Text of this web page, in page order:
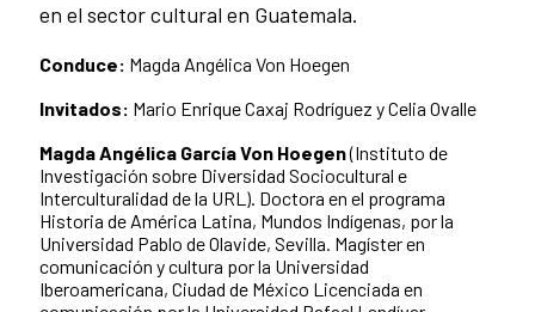
en el sector cultural en Guatemala.
Conduce: Magda Angélica Von Hoegen
Invitados: Mario Enrique Caxaj Rodríguez y Celia Ovalle
Magda Angélica García Von Hoegen(Instituto de
Investigación sobre Diversidad Sociocultural e
Interculturalidad de la URL). Doctora en el programa
Historia de América Latina, Mundos Indígenas, por la
Universidad Pablo de Olavide, Sevilla. Magíster en
comunicación y cultura por la Universidad
Iberoamericana, Ciudad de México Licenciada en